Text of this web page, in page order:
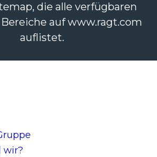
die alle verfügbaren
auf www.ragt.com
auflistet.
wir?